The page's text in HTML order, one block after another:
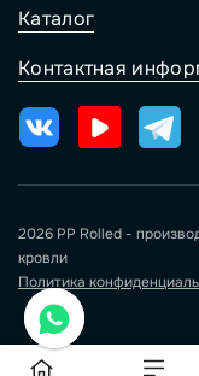
Каталог
Контактная
2026 PP Rolled -
кровли
Политика